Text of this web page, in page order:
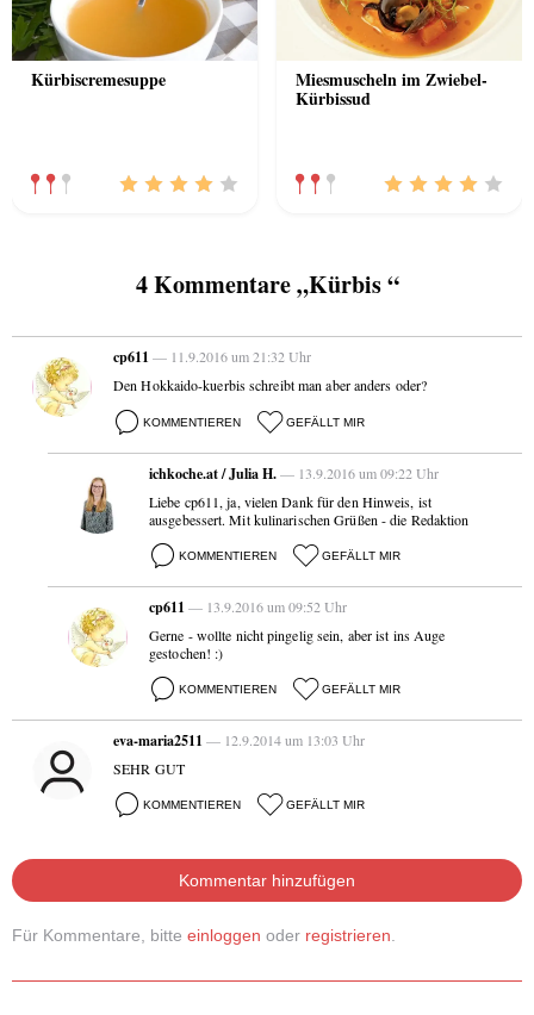
Kürbiscremesuppe Miesmuscheln im Zwiebel-
Kürbissud
4 Kommentare „Kürbis “
cp611 — 11.9.2016 um 21:32 Uhr
Den Hokkaido-kuerbis schreibt man aber anders oder?
KOMMENTIEREN GEFÄLLT MIR
ichkoche.at / Julia H.— 13.9.2016 um 09:22 Uhr
Liebe cp611, ja, vielen Dank für den Hinweis, ist
ausgebessert. Mit kulinarischen Grüßen - die Redaktion
KOMMENTIEREN GEFÄLLT MIR
cp611 — 13.9.2016 um 09:52 Uhr
Gerne - wollte nicht pingelig sein, aber ist ins Auge
gestochen! :)
KOMMENTIEREN GEFÄLLT MIR
eva-maria2511 — 12.9.2014 um 13:03 Uhr
SEHR GUT
KOMMENTIEREN GEFÄLLT MIR
Kommentar hinzufügen
Für Kommentare, bitte einloggen oder registrieren